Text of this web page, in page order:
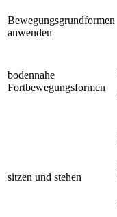
Bewegungsgrundformen
anwenden
bodennahe
Fortbewegungsformen
sitzen und stehen